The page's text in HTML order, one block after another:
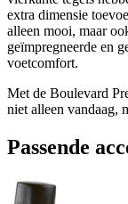
extra dimensie
alleen mooi, maar
geïmpregneerde en
voetcomfort.
Met de Boulevard
niet alleen vandaag,
Passende